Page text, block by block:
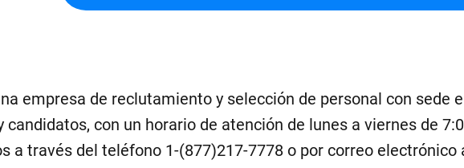
empresa de reclutamiento y selección de personal con sede
con un horario de atención de lunes a viernes de
a través del teléfono 1-(877)217-7778 o por correo electrónico